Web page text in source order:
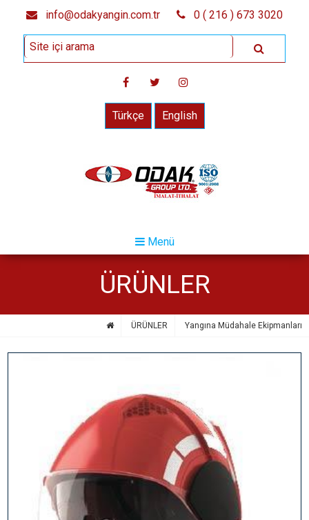
info@odakyangin.com.tr 0 ( 216 ) 673 3020
Türkçe English
Menü
ÜRÜNLER
ÜRÜNLER Yangına Müdahale Ekipmanları